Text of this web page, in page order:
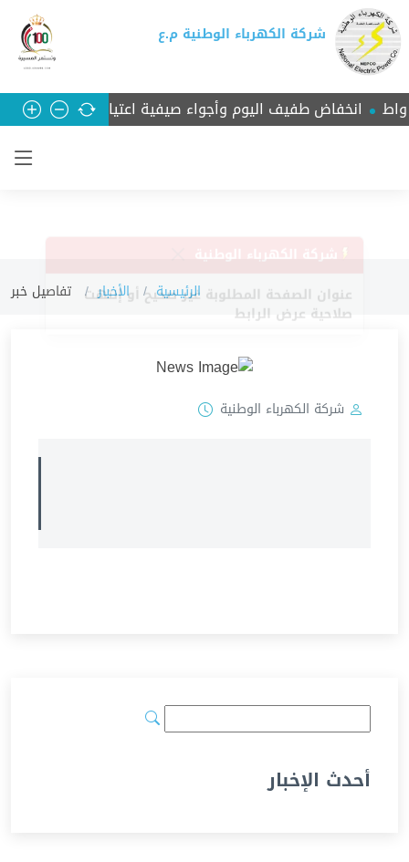
شركة الكهرباء الوطنية م.ع
انخفاض طفيف اليوم وأجواء صيفية اعتيادية نهاية الأسبوع
تفاصيل خبر الأخبار الرئيسية
شركة الكهرباء الوطنية
أحدث الإخبار